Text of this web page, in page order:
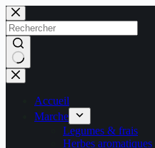
Passer
au
contenu
Aucun
résultat
Accueil
Marche
Legumes & frais
Herbes aromatiques